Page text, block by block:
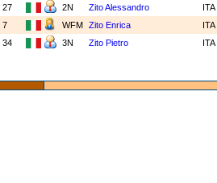
27
2N Zito Alessandro
ITA
7
WFM Zito Enrica
ITA
34
3N Zito Pietro ITA